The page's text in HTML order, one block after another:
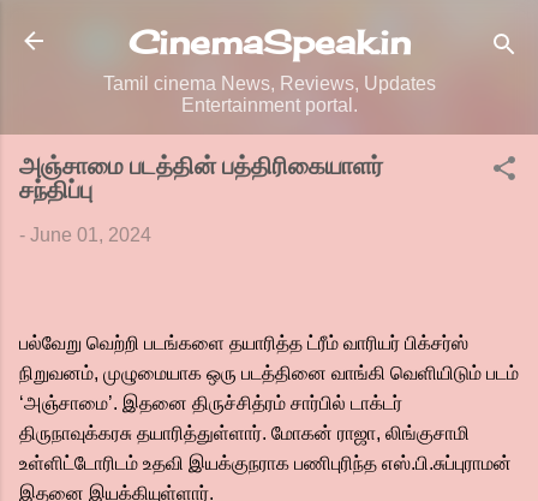
Skip to main content
CinemaSpeak.in
Tamil cinema News, Reviews, Updates
Entertainment portal.
அஞ்சாமை படத்தின் பத்திரிகையாளர்
சந்திப்பு
- June 01, 2024
பல்வேறு வெற்றி படங்களை தயாரித்த ட்ரீம் வாரியர் பிக்சர்ஸ்
நிறுவனம், முழுமையாக ஒரு படத்தினை வாங்கி வெளியிடும் படம்
‘அஞ்சாமை’. இதனை திருச்சித்ரம் சார்பில் டாக்டர்
திருநாவுக்கரசு தயாரித்துள்ளார். மோகன் ராஜா, லிங்குசாமி
உள்ளிட்டோரிடம் உதவி இயக்குநராக பணிபுரிந்த எஸ்.பி.சுப்புராமன்
இதனை இயக்கியுள்ளார்.